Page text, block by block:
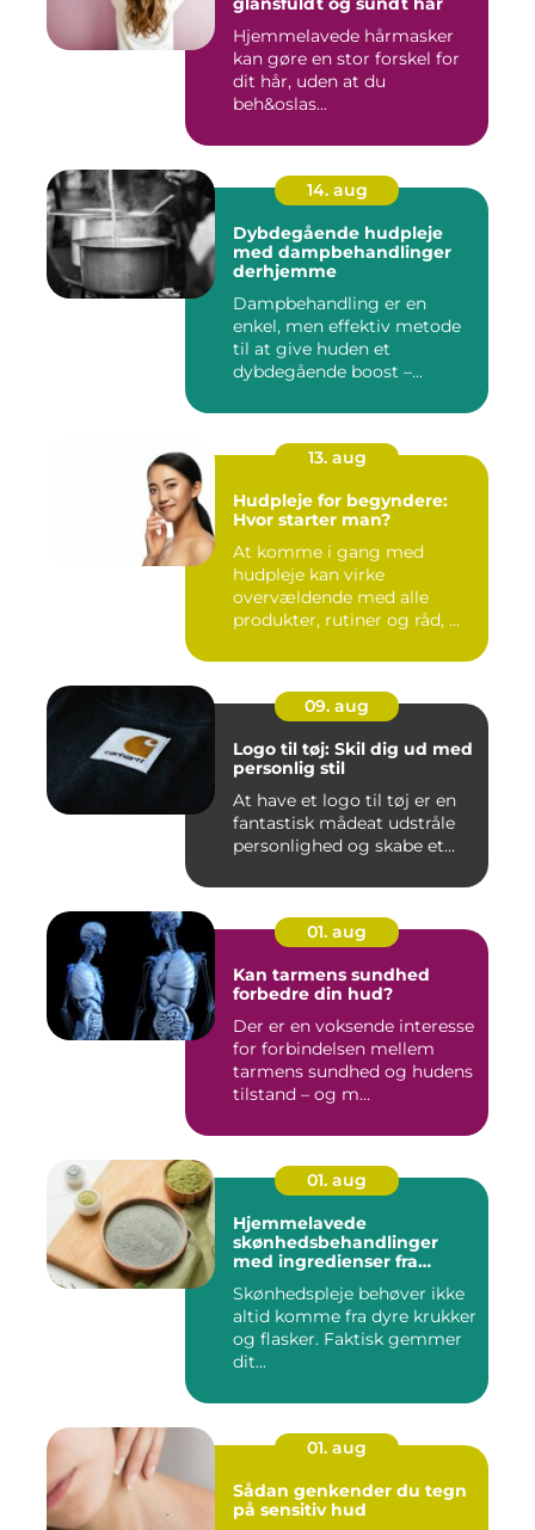
Hjemmelavede hårmasker
kan gøre en stor forskel for
dit hår, uden at du
beh&oslas...
14. aug
Dybdegående hudpleje
med dampbehandlinger
derhjemme
Dampbehandling er en
enkel, men effektiv metode
til at give huden et
dybdegående boost –...
13. aug
Hudpleje for begyndere:
Hvor starter man?
At komme i gang med
hudpleje kan virke
overvældende med alle
produkter, rutiner og råd, ...
09. aug
Logo til tøj: Skil dig ud med
personlig stil
At have et logo til tøj er en
fantastisk mådeat udstråle
personlighed og skabe et...
01. aug
Kan tarmens sundhed
forbedre din hud?
Der er en voksende interesse
for forbindelsen mellem
tarmens sundhed og hudens
tilstand – og m...
01. aug
Hjemmelavede
skønhedsbehandlinger
med ingredienser fra
Skønhedspleje behøver ikke
altid komme fra dyre krukker
og flasker. Faktisk gemmer
dit...
01. aug
Sådan genkender du tegn
på sensitiv hud